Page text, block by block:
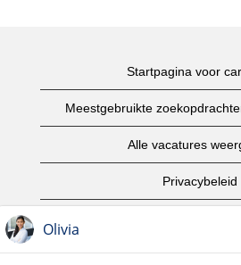
Startpagina voor
Meestgebruikte
Alle vacatures
Privacybeleid
Copyright